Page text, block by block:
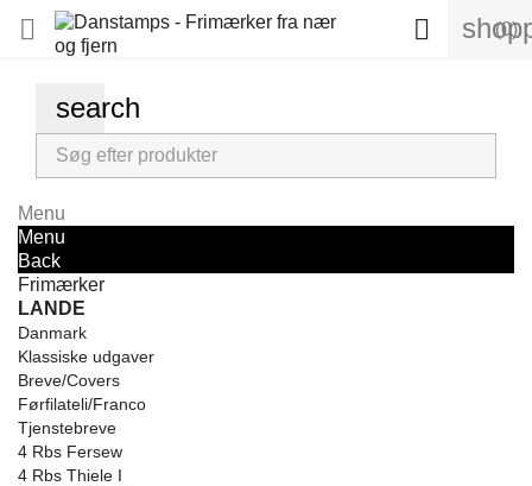
 (0)

search
Menu
Menu
Back
Frimærker
LANDE
Danmark
Klassiske udgaver
Breve/Covers
Førfilateli/Franco
Tjenstebreve
4 Rbs Fersew
4 Rbs Thiele I